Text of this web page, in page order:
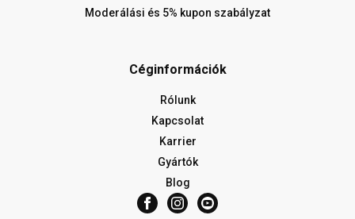
Moderálási és 5% kupon szabályzat
Céginformációk
Rólunk
Kapcsolat
Karrier
Gyártók
Blog